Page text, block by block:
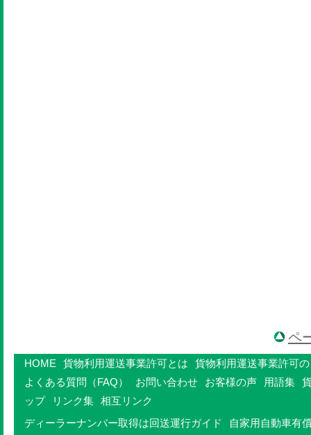
ペ
HOME 貨物利用運送事業許可とは
貨物利用運送事業許可
よくある質問（FAQ）
お問い合わせ お客様の声 用語集
ップ
リンク集 相互リンク
ディーラーナンバー取得は回送運行ガイド
自家用自動車有